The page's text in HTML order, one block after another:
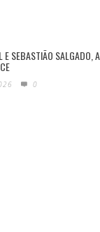
E SEBASTIÃO SALGADO,
0